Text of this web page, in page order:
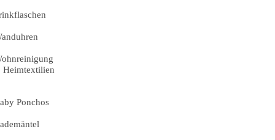
Heimtextilien
Ponchos